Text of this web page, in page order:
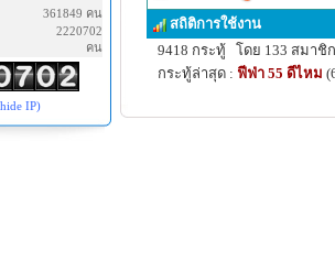
361849 คน
2220702
คน
IP)
สถิติการใช้งาน
9418 กระทู้
โดย 133 สมาชิ
กระทู้ล่าสุด : ฟีฟ่า 55 ดีไหม